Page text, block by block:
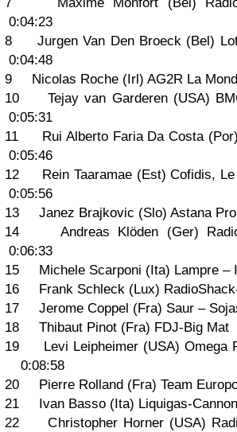
0:04:23
8 Jurgen Van Den Broeck (Bel)
0:04:48
9 Nicolas Roche (Irl) AG2R La
10 Tejay van Garderen (USA)
0:05:31
11 Rui Alberto Faria Da Costa
0:05:46
12 Rein Taaramae (Est) Cofidis,
0:05:56
13 Janez Brajkovic (Slo) Astana
14 Andreas Klöden (Ger)
0:06:33
15 Michele Scarponi (Ita) Lampre
16 Frank Schleck (Lux)
17 Jerome Coppel (Fra) Saur –
18 Thibaut Pinot (Fra) FDJ-Big
19 Levi Leipheimer (USA) Omega
0:08:58
20 Pierre Rolland (Fra) Team
21 Ivan Basso (Ita) Liquigas-
22 Christopher Horner (USA)